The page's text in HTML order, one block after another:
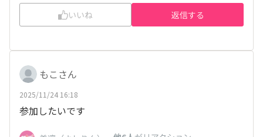
いいね 返信する
もこさん
2025/11/24 16:18
参加したいです